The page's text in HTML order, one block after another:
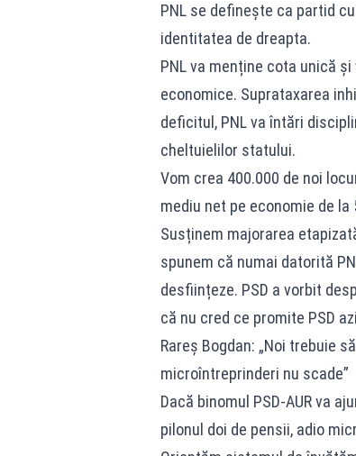
PNL se definește ca partid
identitatea de dreapta.
PNL va menține cota unică
economice. Suprataxarea
deficitul, PNL va întări
cheltuielilor statului.
Vom crea 400.000 de noi
mediu net pe economie de
Susținem majorarea
spunem că numai datorită
desființeze. PSD a vorbit
că nu cred ce promite PSD
Rareș Bogdan: „Noi trebuie
microîntreprinderi nu scade”
Dacă binomul PSD-AUR va
pilonul doi de pensii, adio